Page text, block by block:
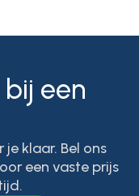
een
klaar. Bel ons
een vaste prijs